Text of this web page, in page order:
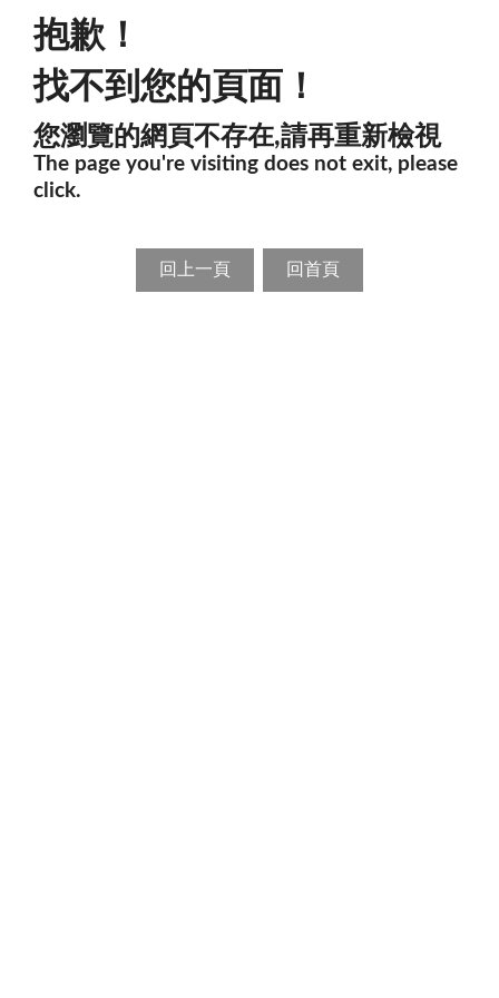
抱歉！
找不到您的頁面！
您瀏覽的網頁不存在,請再重新檢視
The page you're visiting does not exit, please
click.
回上一頁 回首頁